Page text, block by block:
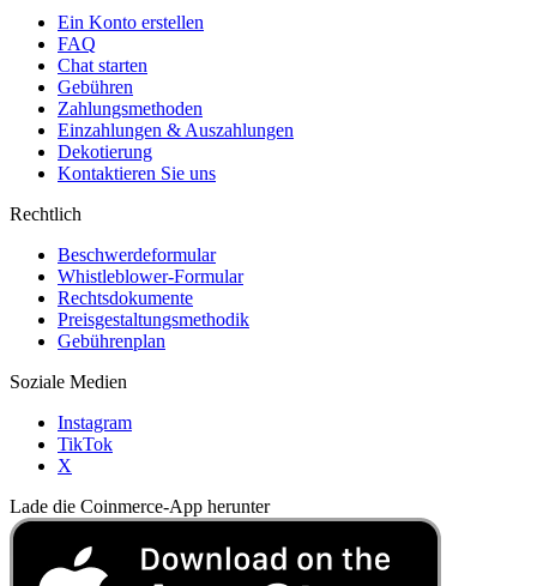
Ein Konto erstellen
FAQ
Chat starten
Gebühren
Zahlungsmethoden
Einzahlungen & Auszahlungen
Dekotierung
Kontaktieren Sie uns
Rechtlich
Beschwerdeformular
Whistleblower-Formular
Rechtsdokumente
Preisgestaltungsmethodik
Gebührenplan
Soziale Medien
Instagram
TikTok
X
Lade die Coinmerce-App herunter